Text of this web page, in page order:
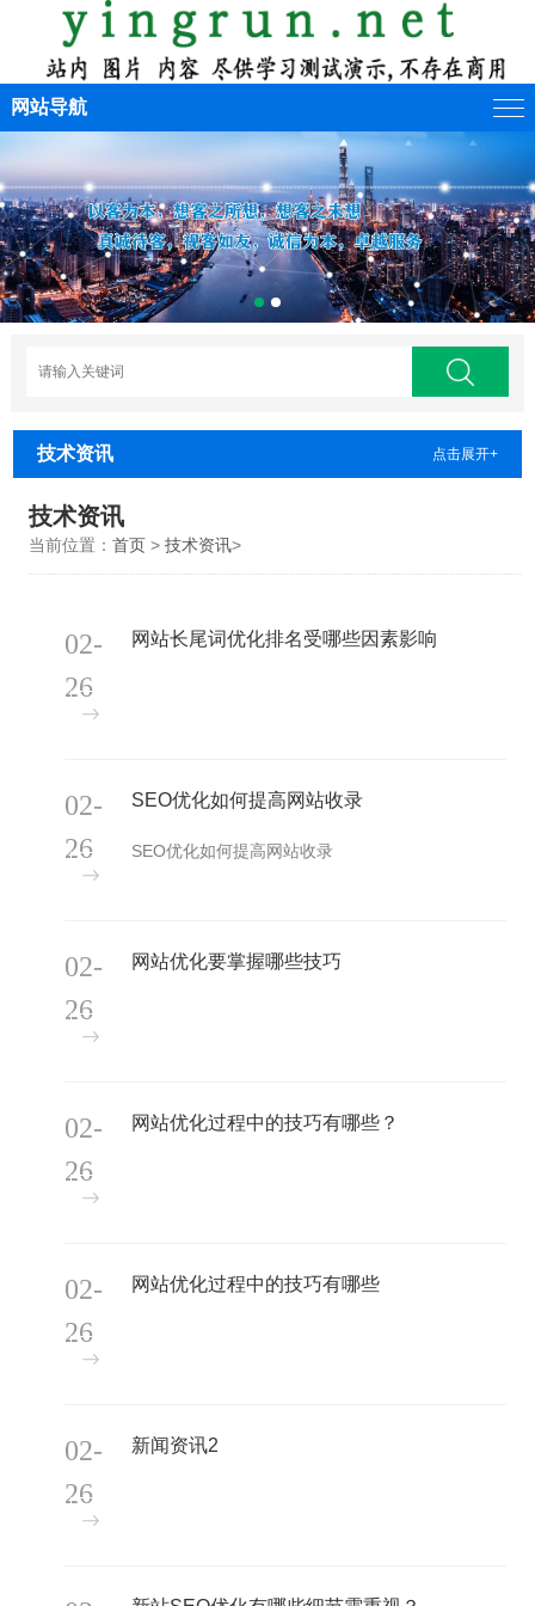
网站导航
技术资讯 点击展开+
技术资讯
当前位置： 首页> 技术资讯>
网站长尾词优化排名受哪些因素影响
02-
26
SEO优化如何提高网站收录
SEO优化如何提高网站收录
02-
26
网站优化要掌握哪些技巧
02-
26
网站优化过程中的技巧有哪些？
02-
26
网站优化过程中的技巧有哪些
02-
26
新闻资讯2
02-
26